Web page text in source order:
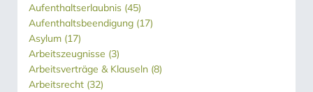
Aufenthaltserlaubnis (45)
Aufenthaltsbeendigung (17)
Asylum (17)
Arbeitszeugnisse (3)
Arbeitsverträge & Klauseln (8)
Arbeitsrecht (32)